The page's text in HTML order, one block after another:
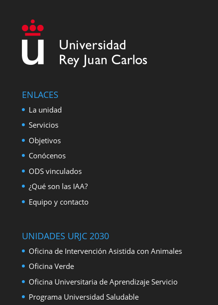
ENLACES
La unidad
Servicios
Objetivos
Conócenos
ODS vinculados
¿Qué son las IAA?
Equipo y contacto
UNIDADES URJC 2030
Oficina de Intervención Asistida con Animales
Oficina Verde
Oficina Universitaria de Aprendizaje Servicio
Programa Universidad Saludable